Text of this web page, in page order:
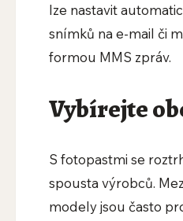
lze nastavit
snímků na e-mail či
formou MMS zpráv.
Vybírejte
S fotopastmi se
spousta výrobců.
modely jsou často